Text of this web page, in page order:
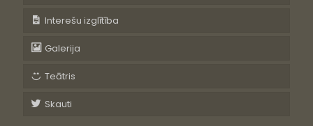
Interešu izglītība
Galerija
Teātris
Skauti